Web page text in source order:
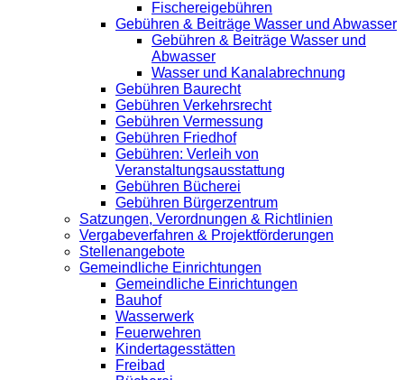
Fischereigebühren
Gebühren & Beiträge Wasser und Abwasser
Gebühren & Beiträge Wasser und
Abwasser
Wasser und Kanalabrechnung
Gebühren Baurecht
Gebühren Verkehrsrecht
Gebühren Vermessung
Gebühren Friedhof
Gebühren: Verleih von
Veranstaltungsausstattung
Gebühren Bücherei
Gebühren Bürgerzentrum
Satzungen, Verordnungen & Richtlinien
Vergabeverfahren & Projektförderungen
Stellenangebote
Gemeindliche Einrichtungen
Gemeindliche Einrichtungen
Bauhof
Wasserwerk
Feuerwehren
Kindertagesstätten
Freibad